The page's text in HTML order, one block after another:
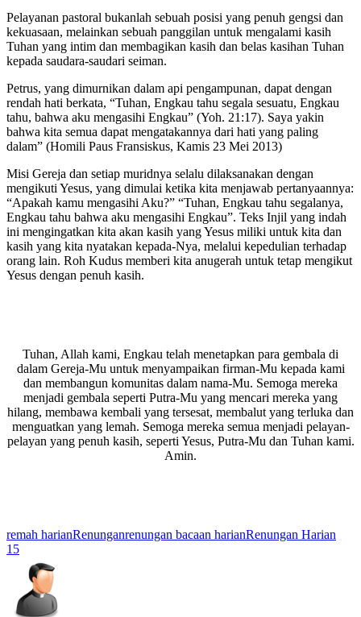
Pelayanan pastoral bukanlah sebuah posisi yang penuh gengsi dan
kekuasaan, melainkan sebuah panggilan untuk mengalami kasih
Tuhan yang intim dan membagikan kasih dan belas kasihan Tuhan
kepada saudara-saudari seiman.
Petrus, yang dimurnikan dalam api pengampunan, dapat dengan
rendah hati berkata, “Tuhan, Engkau tahu segala sesuatu, Engkau
tahu, bahwa aku mengasihi Engkau” (Yoh. 21:17). Saya yakin
bahwa kita semua dapat mengatakannya dari hati yang paling
dalam” (Homili Paus Fransiskus, Kamis 23 Mei 2013)
Misi Gereja dan setiap muridnya selalu dilaksanakan dengan
mengikuti Yesus, yang dimulai ketika kita menjawab pertanyaannya:
“Apakah kamu mengasihi Aku?” “Tuhan, Engkau tahu segalanya,
Engkau tahu bahwa aku mengasihi Engkau”. Teks Injil yang indah
ini mengingatkan kita akan kasih yang Yesus miliki untuk kita dan
kasih yang kita nyatakan kepada-Nya, melalui kepedulian terhadap
orang lain. Roh Kudus memberi kita anugerah untuk tetap mengikut
Yesus dengan penuh kasih.
Tuhan, Allah kami, Engkau telah menetapkan para gembala di
dalam Gereja-Mu untuk menyampaikan firman-Mu kepada kami
dan membangun komunitas dalam nama-Mu. Semoga mereka
menjadi gembala seperti Putra-Mu yang mencari mereka yang
hilang, membawa kembali yang tersesat, membalut yang terluka dan
menguatkan yang lemah. Semoga mereka semua menjadi pelayan-
pelayan yang penuh kasih, seperti Yesus, Putra-Mu dan Tuhan kami.
Amin.
remah harianRenunganrenungan bacaan harianRenungan Harian
15